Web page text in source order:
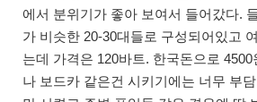
에서 분위기가 좋아 보여서 들어갔다.
가 비슷한 20-30대들로 구성되어있고
는데 가격은 120바트. 한국돈으로
나 보드카 같은건 시키기에는 너무 부